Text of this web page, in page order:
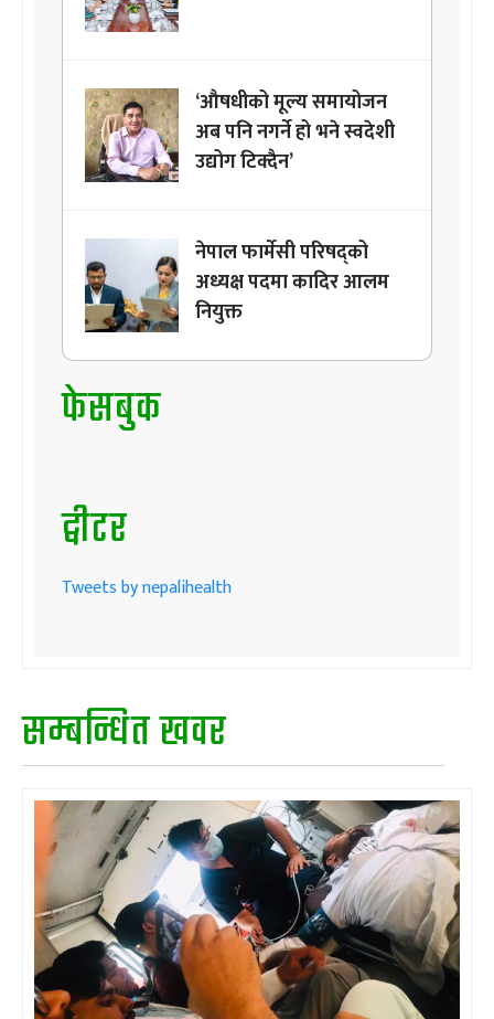
‘औषधीको मूल्य समायोजन
अब पनि नगर्ने हो भने स्वदेशी
उद्योग टिक्दैन’
नेपाल फार्मेसी परिषद्को
अध्यक्ष पदमा कादिर आलम
नियुक्त
फेसबुक
ट्वीटर
Tweets by nepalihealth
सम्बन्धित खवर